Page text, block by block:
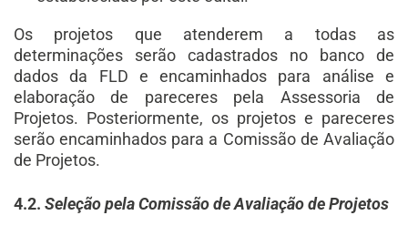
Os projetos que atenderem a todas as
determinações serão cadastrados no banco de
dados da FLD e encaminhados para análise e
elaboração de pareceres pela Assessoria de
Projetos. Posteriormente, os projetos e pareceres
serão encaminhados para a Comissão de Avaliação
de Projetos.
4.2.Seleção pela Comissão de Avaliação de Projetos